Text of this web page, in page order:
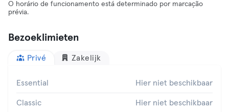
O horário de funcionamento está determinado por marcação
prévia.
Bezoeklimieten
Privé Zakelijk
Essential Hier niet beschikbaar
Classic Hier niet beschikbaar